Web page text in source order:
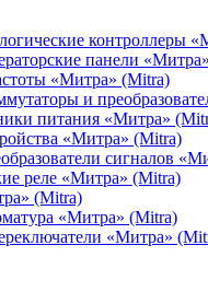
контроллеры
панели
«Митра» (Mitra)
и
питания «Митра»
«Митра» (Mitra)
сигналов
реле «Митра» (Mitra)
(Mitra)
«Митра» (Mitra)
«Митра»